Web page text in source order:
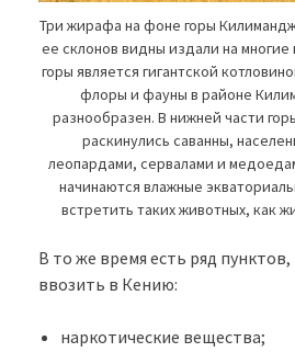
Три жирафа на фоне горы
ее склонов видны издали на
горы является гигантской
флоры и фауны в районе
разнообразен. В нижней части
раскинулись саванны,
леопардами, сервалами и
начинаются влажные
встретить таких животных, как
В то же время есть ряд
ввозить в Кению:
наркотические вещества;